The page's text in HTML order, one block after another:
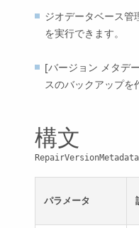
ジオデータベース管
を実行できます。
[バージョン メタデ
スのバックアップを
構文
パラメータ